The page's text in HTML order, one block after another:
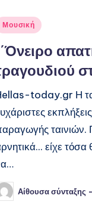
Μουσική
today.gr Η
ταινιών.
είχε
Αίθουσα σύνταξης